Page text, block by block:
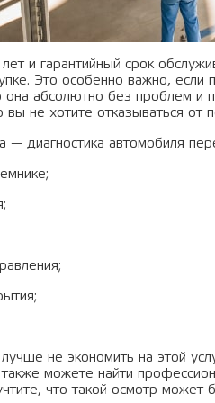
и гарантийный срок
Это особенно важно,
абсолютно без проблем и
не хотите отказываться от
— диагностика автомобиля
не экономить на этой
можете найти
что такой осмотр